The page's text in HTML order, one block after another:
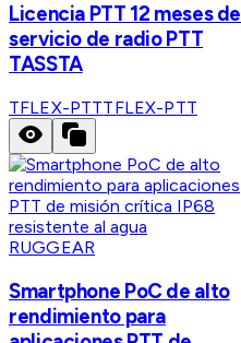
Licencia PTT 12 meses de
servicio de radio PTT
TASSTA
TFLEX-PTTTFLEX-PTT
RUGGEAR
Smartphone PoC de alto
rendimiento para